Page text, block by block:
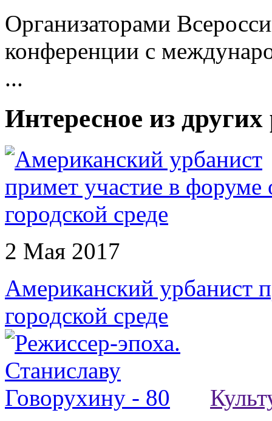
Организаторами
конференции с
...
Интересное из
2 Мая 2017
Американский урбанист
городской среде